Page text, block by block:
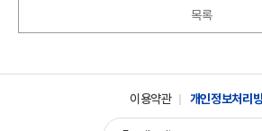
목록
이용약관 개인정보처리